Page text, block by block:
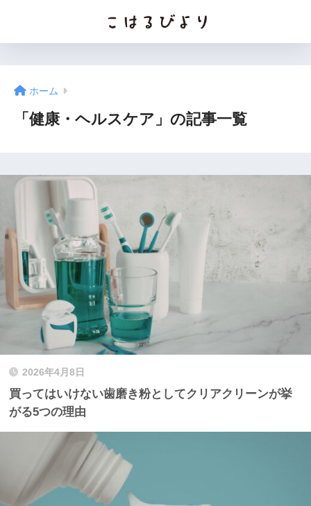
ホーム
「健康・ヘルスケア」の記事一覧
2026年4月8日
買ってはいけない歯磨き粉としてクリアクリーンが挙
がる5つの理由